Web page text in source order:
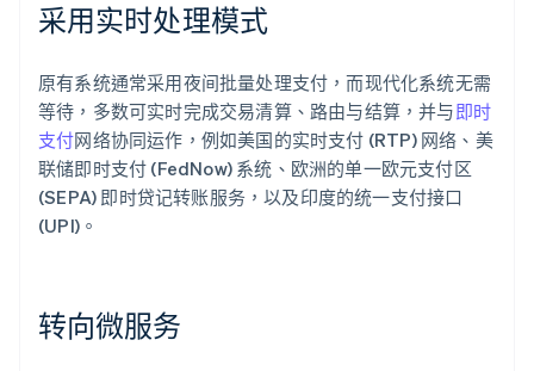
采用实时处理模式
原有系统通常采用夜间批量处理支付，而现代化系统无需
等待，多数可实时完成交易清算、路由与结算，并与即时
支付网络协同运作，例如美国的实时支付 (RTP) 网络、美
联储即时支付 (FedNow) 系统、欧洲的单一欧元支付区
(SEPA) 即时贷记转账服务，以及印度的统一支付接口
(UPI)。
转向微服务